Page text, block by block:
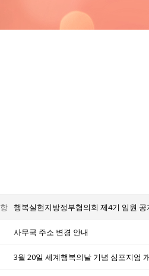
행복실현지방정부협의회 제4기 임원 공
사무국 주소 변경 안내
3월 20일 세계행복의날 기념 심포지엄